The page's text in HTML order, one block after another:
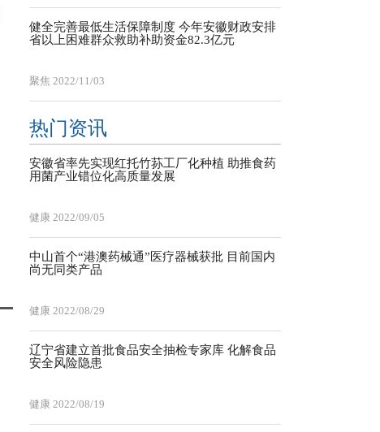
健全完善最低生活保障制度 今年安徽财政安排
省以上困难群众救助补助资金82.3亿元
聚焦 2022/11/03
热门资讯
安徽省率先实现红托竹荪工厂化种植 助推食药
用菌产业错位化高质量发展
健康 2022/09/05
中山首个“港澳药械通”医疗器械获批 目前国内
尚无同类产品
健康 2022/08/29
辽宁省建立首批食品安全抽检专家库 化解食品
安全风险隐患
健康 2022/08/19